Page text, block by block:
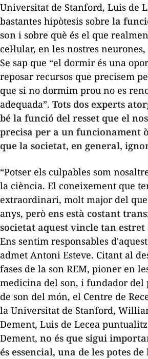
Universitat de Stanford, Luis de
bastantes hipòtesis sobre la
son i sobre què és el que
cel·lular, en les nostres
Se sap que “el dormir és una
reposar recursos que precisem
que si no dormim prou no es
adequada”. Tots dos experts
bé la funció del resset que el
precisa per a un funcionament
que la societat, en general,
“Potser els culpables som
la ciència. El coneixement que
extraordinari, molt major del
anys, però ens està costant
societat aquest vincle tan
Ens sentim responsables
admet Antoni Esteve. Citant al
fases de la son REM, pioner en
medicina del son, i fundador
de son del món, el Centre de
la Universitat de Stanford,
Dement, Luis de Lecea
Dement, no és que sigui
és essencial, una de les potes de